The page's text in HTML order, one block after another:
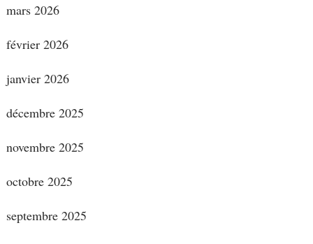
mars 2026
février 2026
janvier 2026
décembre 2025
novembre 2025
octobre 2025
septembre 2025